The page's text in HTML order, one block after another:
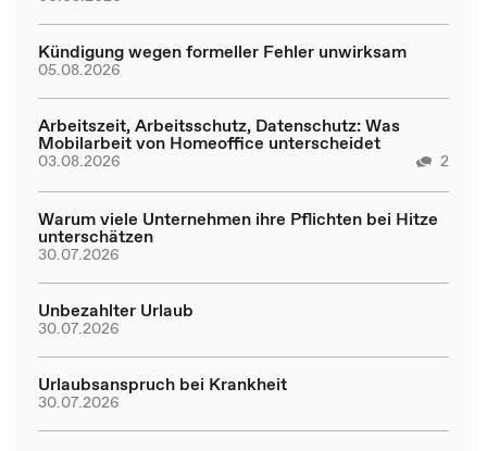
Kündigung wegen formeller Fehler unwirksam
05.08.2026
Arbeitszeit, Arbeitsschutz, Datenschutz: Was
Mobilarbeit von Homeoffice unterscheidet
03.08.2026 2
Warum viele Unternehmen ihre Pflichten bei Hitze
unterschätzen
30.07.2026
Unbezahlter Urlaub
30.07.2026
Urlaubsanspruch bei Krankheit
30.07.2026